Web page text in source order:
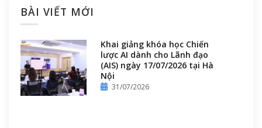
BÀI VIẾT MỚI
Khai giảng khóa học Chiến
lược AI dành cho Lãnh đạo
(AIS) ngày 17/07/2026 tại Hà
Nội
31/07/2026